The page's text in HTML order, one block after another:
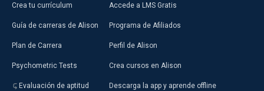
Crea tu currículum
Guía de carreras de Alison
Plan de Carrera
Psychometric Tests
Evaluación de aptitud
Accede a LMS Gratis
Programa de Afiliados
Perfil de Alison
Crea cursos en Alison
Descarga la app y aprende offline